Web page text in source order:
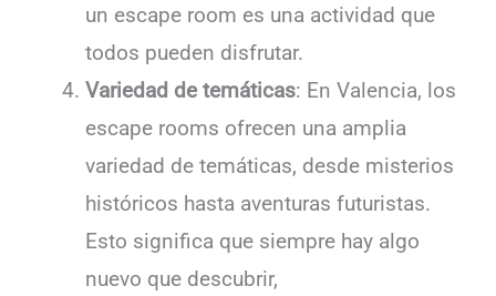
un escape room es una actividad que
todos pueden disfrutar.
Variedad de temáticas: En Valencia, los
escape rooms ofrecen una amplia
variedad de temáticas, desde misterios
históricos hasta aventuras futuristas.
Esto significa que siempre hay algo
nuevo que descubrir,